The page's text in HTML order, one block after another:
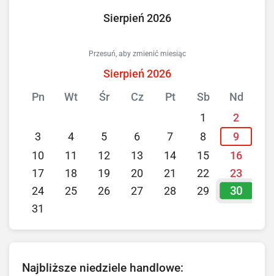
Sierpień 2026
Przesuń, aby zmienić miesiąc
Sierpień 2026
Pn
Wt Śr Cz Pt Sb
Nd
1
2
3
4 5 6 7 8
9
10
11 12 13 14 15
16
17
18 19 20 21 22
23
24
25 26 27 28 29 30
31
Najbliższe niedziele handlowe: